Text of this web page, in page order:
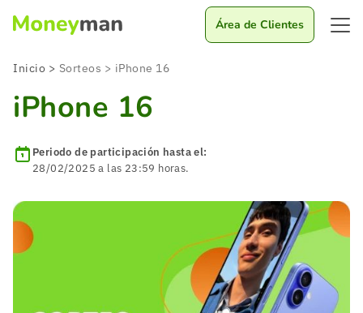
Área de Clientes
Inicio > Sorteos > iPhone 16
iPhone 16
Periodo de participación hasta el:
28/02/2025 a las 23:59 horas.